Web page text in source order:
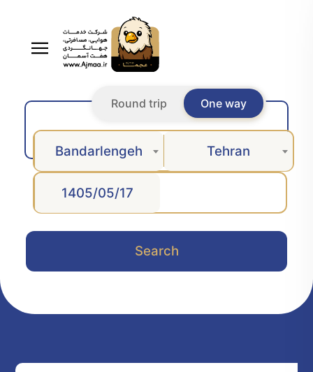
One way
Round trip
Bandarlengeh Tehran
Search